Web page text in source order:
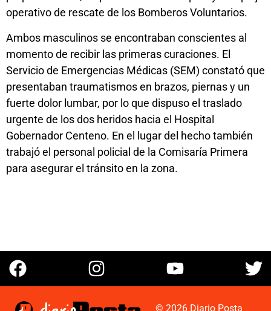
operativo de rescate de los Bomberos Voluntarios.
Ambos masculinos se encontraban conscientes al
momento de recibir las primeras curaciones. El
Servicio de Emergencias Médicas (SEM) constató que
presentaban traumatismos en brazos, piernas y un
fuerte dolor lumbar, por lo que dispuso el traslado
urgente de los dos heridos hacia el Hospital
Gobernador Centeno. En el lugar del hecho también
trabajó el personal policial de la Comisaría Primera
para asegurar el tránsito en la zona.
© 2026 Diario Posta